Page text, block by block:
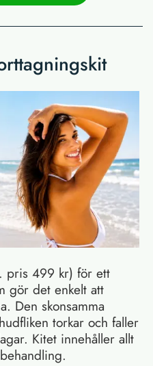
pris 499 kr) för ett
gör det enkelt att
Den skonsamma
torkar och faller
Kitet innehåller allt